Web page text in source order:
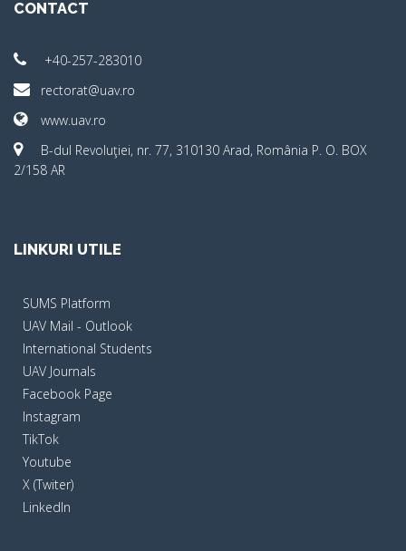
CONTACT
+40-257-283010
rectorat@uav.ro
www.uav.ro
B-dul Revoluţiei, nr. 77, 310130 Arad, România P. O. BOX
2/158 AR
LINKURI UTILE
SUMS Platform
UAV Mail - Outlook
International Students
UAV Journals
Facebook Page
Instagram
TikTok
Youtube
X (Twiter)
LinkedIn